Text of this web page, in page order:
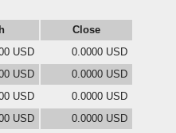
Close
USD
0.0000 USD
USD
0.0000 USD
USD
0.0000 USD
USD
0.0000 USD